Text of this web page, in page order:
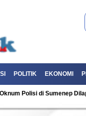
POLITIK EKONOMI
di Sumenep